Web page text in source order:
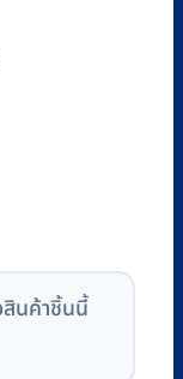
สินค้าชิ้นนี้